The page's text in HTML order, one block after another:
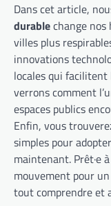
Dans cet article,
durablechange
villes plus
innovations
locales qui
verrons comment
espaces publics
Enfin, vous
simples pour
maintenant. Prêt·e
mouvement pour
tout comprendre et